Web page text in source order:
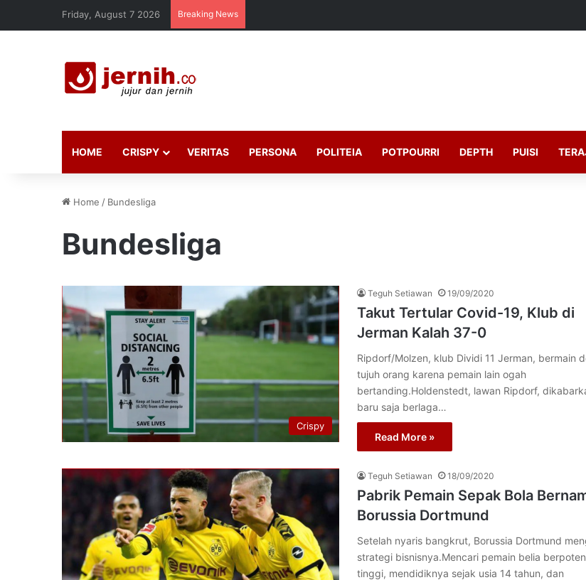
Friday, August 7 2026 Breaking News
HOME CRISPY VERITAS PERSONA POLITEIA POTPOURRI DEPTH PUISI
Home / Bundesliga
Bundesliga
Crispy
Teguh Setiawan 19/09/2020
Takut Tertular Covid-19, Klub di
Jerman Kalah 37-0
Ripdorf/Molzen, klub Dividi 11 Jerman, bermain
tujuh orang karena pemain lain ogah
bertanding.Holdenstedt, lawan Ripdorf,
baru saja berlaga…
Read More »
Teguh Setiawan 18/09/2020
Pabrik Pemain Sepak Bola
Borussia Dortmund
Setelah nyaris bangkrut, Borussia Dortmund
strategi bisnisnya.Mencari pemain belia
tinggi, mendidiknya sejak usia 14 tahun, dan